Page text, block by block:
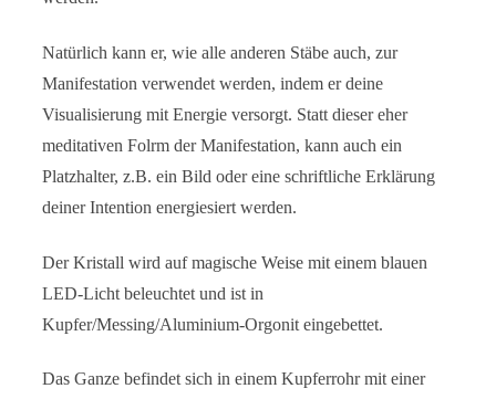
Natürlich kann er, wie alle anderen Stäbe auch, zur
Manifestation verwendet werden, indem er deine
Visualisierung mit Energie versorgt. Statt dieser eher
meditativen Folrm der Manifestation, kann auch ein
Platzhalter, z.B. ein Bild oder eine schriftliche Erklärung
deiner Intention energiesiert werden.
Der Kristall wird auf magische Weise mit einem blauen
LED-Licht beleuchtet und ist in
Kupfer/Messing/Aluminium-Orgonit eingebettet.
Das Ganze befindet sich in einem Kupferrohr mit einer